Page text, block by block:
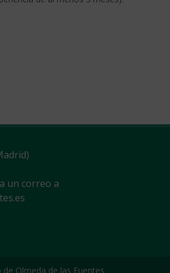
un correo a
Olmeda de las Fuentes